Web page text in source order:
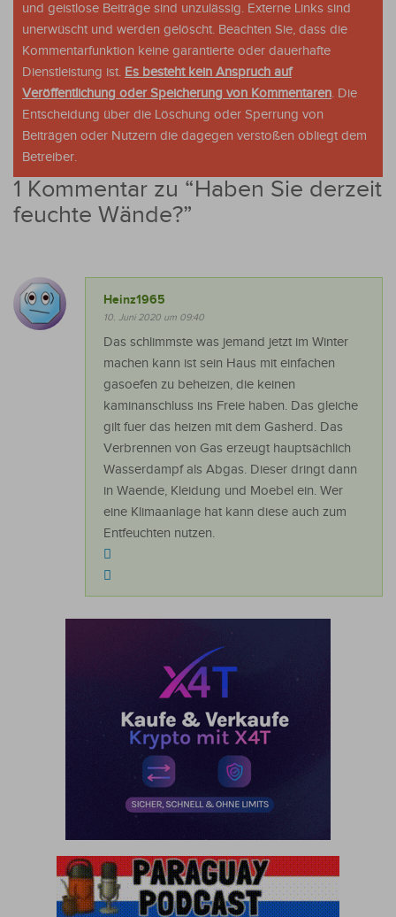
und geistlose Beiträge sind unzulässig. Externe Links sind
unerwüscht und werden gelöscht. Beachten Sie, dass die
Kommentarfunktion keine garantierte oder dauerhafte
Dienstleistung ist. Es besteht kein Anspruch auf
Veröffentlichung oder Speicherung von Kommentaren. Die
Entscheidung über die Löschung oder Sperrung von
Beiträgen oder Nutzern die dagegen verstoßen obliegt dem
Betreiber.
1 Kommentar zu “Haben Sie derzeit
feuchte Wände?”
Heinz1965
10. Juni 2020 um 09:40
Das schlimmste was jemand jetzt im Winter
machen kann ist sein Haus mit einfachen
gasoefen zu beheizen, die keinen
kaminanschluss ins Freie haben. Das gleiche
gilt fuer das heizen mit dem Gasherd. Das
Verbrennen von Gas erzeugt hauptsächlich
Wasserdampf als Abgas. Dieser dringt dann
in Waende, Kleidung und Moebel ein. Wer
eine Klimaanlage hat kann diese auch zum
Entfeuchten nutzen.